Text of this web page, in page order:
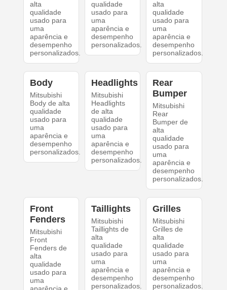
alta
qualidade
usado para
uma
aparência e
desempenho
personalizados.
qualidade
usado para
uma
aparência e
desempenho
personalizados.
alta
qualidade
usado para
uma
aparência e
desempenho
personalizados.
Body
Mitsubishi
Body de alta
qualidade
usado para
uma
aparência e
desempenho
personalizados.
Headlights
Mitsubishi
Headlights
de alta
qualidade
usado para
uma
aparência e
desempenho
personalizados.
Rear
Bumper
Mitsubishi
Rear
Bumper de
alta
qualidade
usado para
uma
aparência e
desempenho
personalizados.
Front
Fenders
Mitsubishi
Front
Fenders de
alta
qualidade
usado para
uma
aparência e
Taillights
Mitsubishi
Taillights de
alta
qualidade
usado para
uma
aparência e
desempenho
personalizados.
Grilles
Mitsubishi
Grilles de
alta
qualidade
usado para
uma
aparência e
desempenho
personalizados.